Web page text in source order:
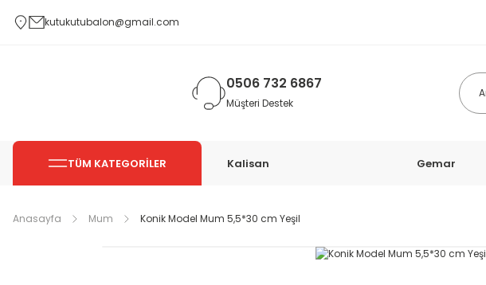
kutukutubalon@gmail.com
0506 732 6867
Müşteri Destek
TÜM KATEGORİLER Kalisan Gemar
Anasayfa Mum Konik Model Mum 5,5*30 cm Yeşil